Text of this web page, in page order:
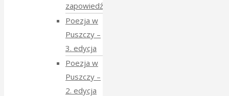
zapowiedź
Poezja w
Puszczy –
3. edycja
Poezja w
Puszczy –
2. edycja